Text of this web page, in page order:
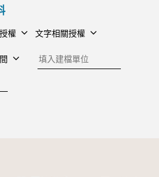
權 文字相關授權
建檔單位